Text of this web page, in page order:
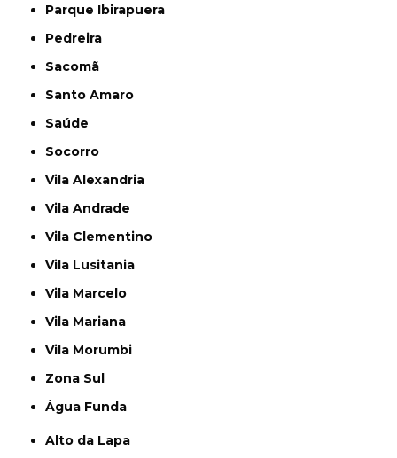
Parque Ibirapuera
Pedreira
Sacomã
Santo Amaro
Saúde
Socorro
Vila Alexandria
Vila Andrade
Vila Clementino
Vila Lusitania
Vila Marcelo
Vila Mariana
Vila Morumbi
Zona Sul
Água Funda
Alto da Lapa